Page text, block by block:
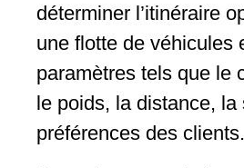
déterminer l’itinéraire
une flotte de véhicules
paramètres tels que le
le poids, la distance, la
préférences des clients.